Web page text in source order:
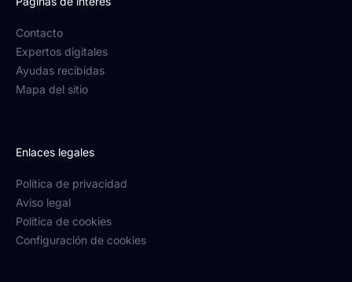
Contacto
Expertos digitales
Ayudas recibidas
Mapa del sitio
Enlaces legales
Política de privacidad
Aviso legal
Política de cookies
Configuración de cookies